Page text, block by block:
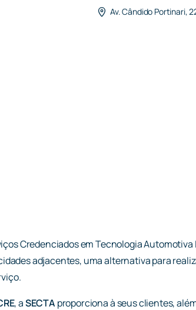
Av. Cândido Portinari,
Credenciados em Tecnologia
adjacentes, uma alternativa para
, aSECTA proporciona à seus clientes,